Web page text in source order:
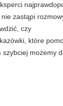
zastąpi
czy
które
możemy